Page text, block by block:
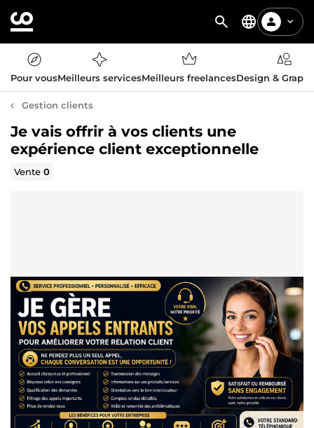
Pour vousMeilleurs servicesMeilleurs freelancesDesign &
Gestion clients
Je vais offrir à vos clients une
expérience client exceptionnelle
Vente0